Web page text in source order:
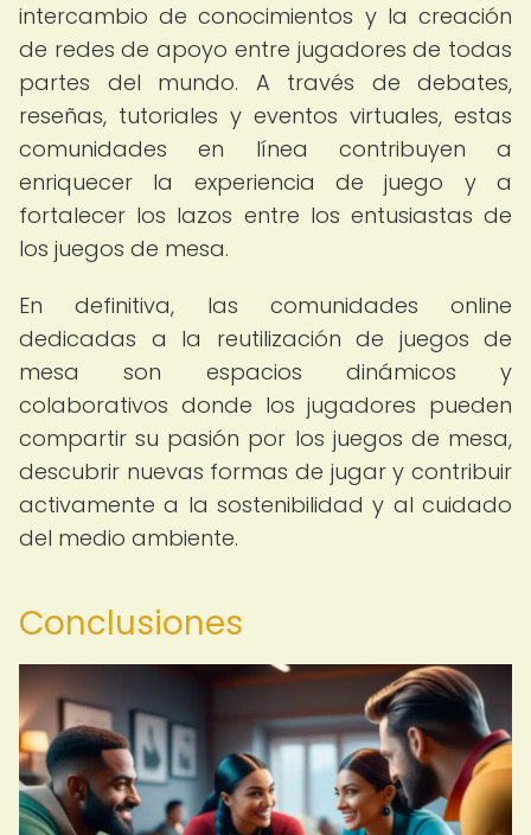
intercambio de conocimientos y la creación
de redes de apoyo entre jugadores de todas
partes del mundo. A través de debates,
reseñas, tutoriales y eventos virtuales, estas
comunidades en línea contribuyen a
enriquecer la experiencia de juego y a
fortalecer los lazos entre los entusiastas de
los juegos de mesa.
En definitiva, las comunidades online
dedicadas a la reutilización de juegos de
mesa son espacios dinámicos y
colaborativos donde los jugadores pueden
compartir su pasión por los juegos de mesa,
descubrir nuevas formas de jugar y contribuir
activamente a la sostenibilidad y al cuidado
del medio ambiente.
Conclusiones